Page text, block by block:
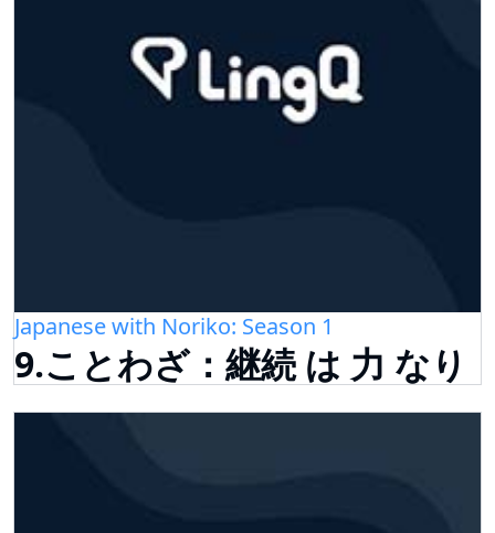
Japanese with Noriko: Season 1
9.ことわざ：継続 は 力 なり